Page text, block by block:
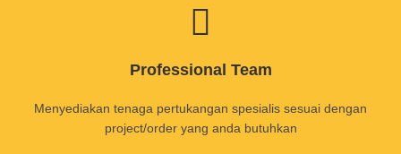
Professional Team
Menyediakan tenaga pertukangan spesialis sesuai dengan
project/order yang anda butuhkan